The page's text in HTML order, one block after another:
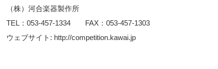
（株）河合楽器製作所
TEL：053-457-1334 FAX：053-457-1303
ウェブサイト: http://competition.kawai.jp